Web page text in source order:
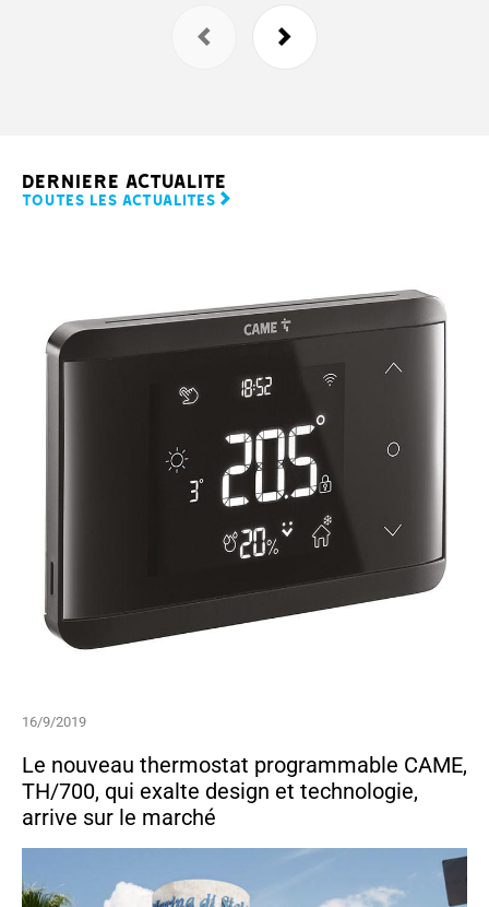
DERNIERE ACTUALITE
TOUTES LES ACTUALITES
16/9/2019
Le nouveau thermostat programmable CAME,
TH/700, qui exalte design et technologie,
arrive sur le marché